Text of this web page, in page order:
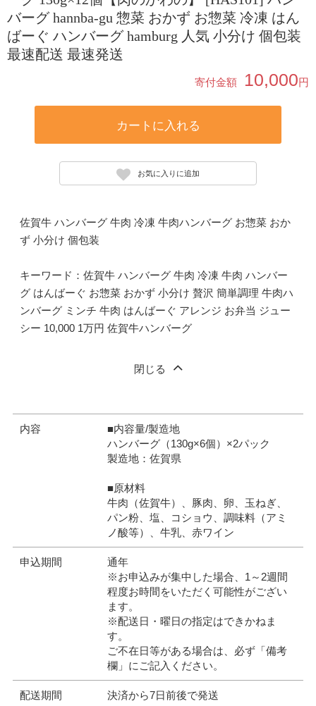
バーグ hannba-gu 惣菜 おかず お惣菜 冷凍 はん
ばーぐ ハンバーグ hamburg 人気 小分け 個包装
最速配送 最速発送
寄付金額 10,000円
カートに入れる
お気に入りに追加
佐賀牛 ハンバーグ 牛肉 冷凍 牛肉ハンバーグ お惣菜 おか
ず 小分け 個包装
キーワード：佐賀牛 ハンバーグ 牛肉 冷凍 牛肉 ハンバー
グ はんばーぐ お惣菜 おかず 小分け 贅沢 簡単調理 牛肉ハ
ンバーグ ミンチ 牛肉 はんばーぐ アレンジ お弁当 ジュー
シー 10,000 1万円 佐賀牛ハンバーグ
閉じる
内容
■内容量/製造地
ハンバーグ（130g×6個）×2パック
製造地：佐賀県
■原材料
牛肉（佐賀牛）、豚肉、卵、玉ねぎ、
パン粉、塩、コショウ、調味料（アミ
ノ酸等）、牛乳、赤ワイン
申込期間
通年
※お申込みが集中した場合、1～2週間
程度お時間をいただく可能性がござい
ます。
※配送日・曜日の指定はできかねま
す。
ご不在日等がある場合は、必ず「備考
欄」にご記入ください。
配送期間 決済から7日前後で発送